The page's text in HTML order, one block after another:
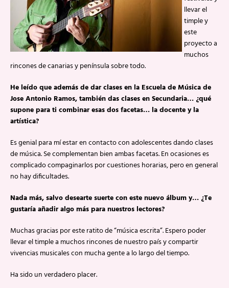
llevar el
timple y
este
proyecto a
muchos
rincones de canarias y península sobre todo.
He leído que además de dar clases en la Escuela de Música de
Jose Antonio Ramos, también das clases en Secundaria… ¿qué
supone para ti combinar esas dos facetas… la docente y la
artística?
Es genial para mí estar en contacto con adolescentes dando clases
de música. Se complementan bien ambas facetas. En ocasiones es
complicado compaginarlos por cuestiones horarias, pero en general
no hay dificultades.
Nada más, salvo desearte suerte con este nuevo álbum y… ¿Te
gustaría añadir algo más para nuestros lectores?
Muchas gracias por este ratito de “música escrita”. Espero poder
llevar el timple a muchos rincones de nuestro país y compartir
vivencias musicales con mucha gente a lo largo del tiempo.
Ha sido un verdadero placer.